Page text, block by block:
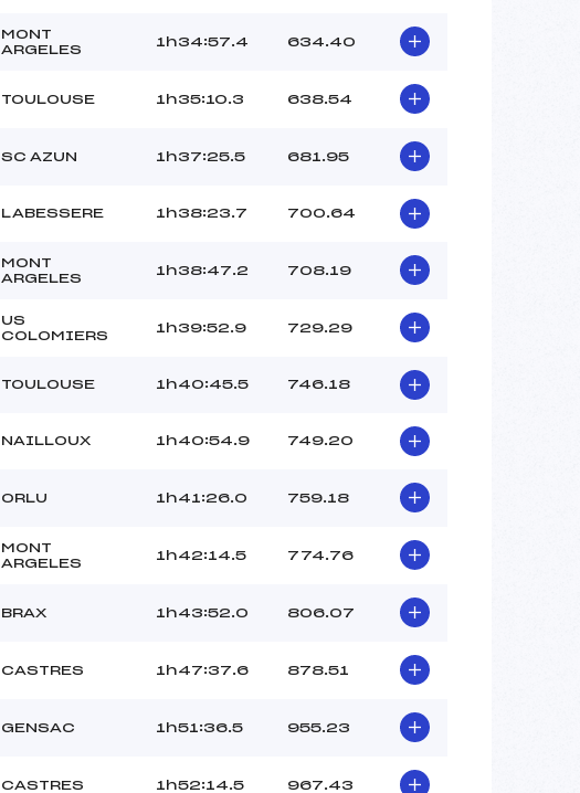
MONT
ARGELES
1h34:57.4 634.40
TOULOUSE 1h35:10.3 638.54
SC AZUN 1h37:25.5 681.95
LABESSERE 1h38:23.7 700.64
MONT
ARGELES
1h38:47.2 708.19
US
COLOMIERS
1h39:52.9 729.29
TOULOUSE 1h40:45.5 746.18
NAILLOUX 1h40:54.9 749.20
ORLU 1h41:26.0 759.18
MONT
ARGELES
1h42:14.5 774.76
BRAX 1h43:52.0 806.07
CASTRES 1h47:37.6 878.51
GENSAC 1h51:36.5 955.23
CASTRES 1h52:14.5 967.43